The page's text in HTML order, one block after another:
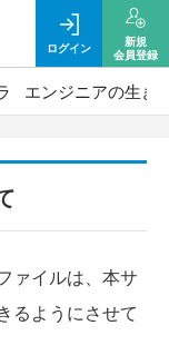
ログイン
新規
会員登録
エンジニアの生き
ァイルは、本サ
るようにさせて